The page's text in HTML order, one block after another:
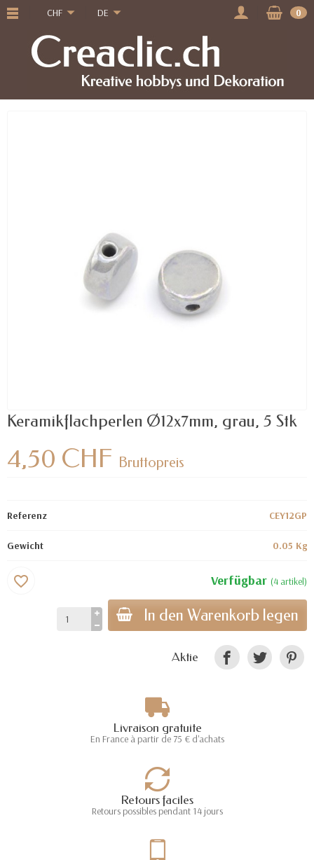
CHF DE 0
Keramikflachperlen Ø12x7mm, grau, 5 Stk
4,50 CHF Bruttopreis
Referenz CEY12GP
Gewicht 0.05 Kg
Verfügbar (4 artikel)
In den Warenkorb legen
favorite_border
Aktie
Livraison gratuite
En France à partir de 75 € d'achats
Retours faciles
Retours possibles pendant 14 jours